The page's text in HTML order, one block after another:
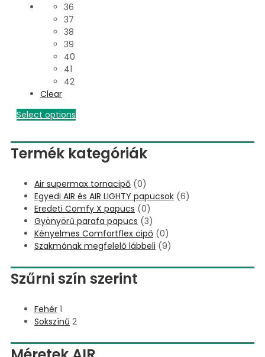
36
37
38
39
40
41
42
Clear
Select options
Termék kategóriák
Air supermax tornacipő (0)
Egyedi AIR és AIR LIGHTY papucsok (6)
Eredeti Comfy X papucs (0)
Gyönyörű parafa papucs (3)
Kényelmes Comfortflex cipő (0)
Szakmának megfelelő lábbeli (9)
Szűrni szín szerint
Fehér 1
Sokszínű 2